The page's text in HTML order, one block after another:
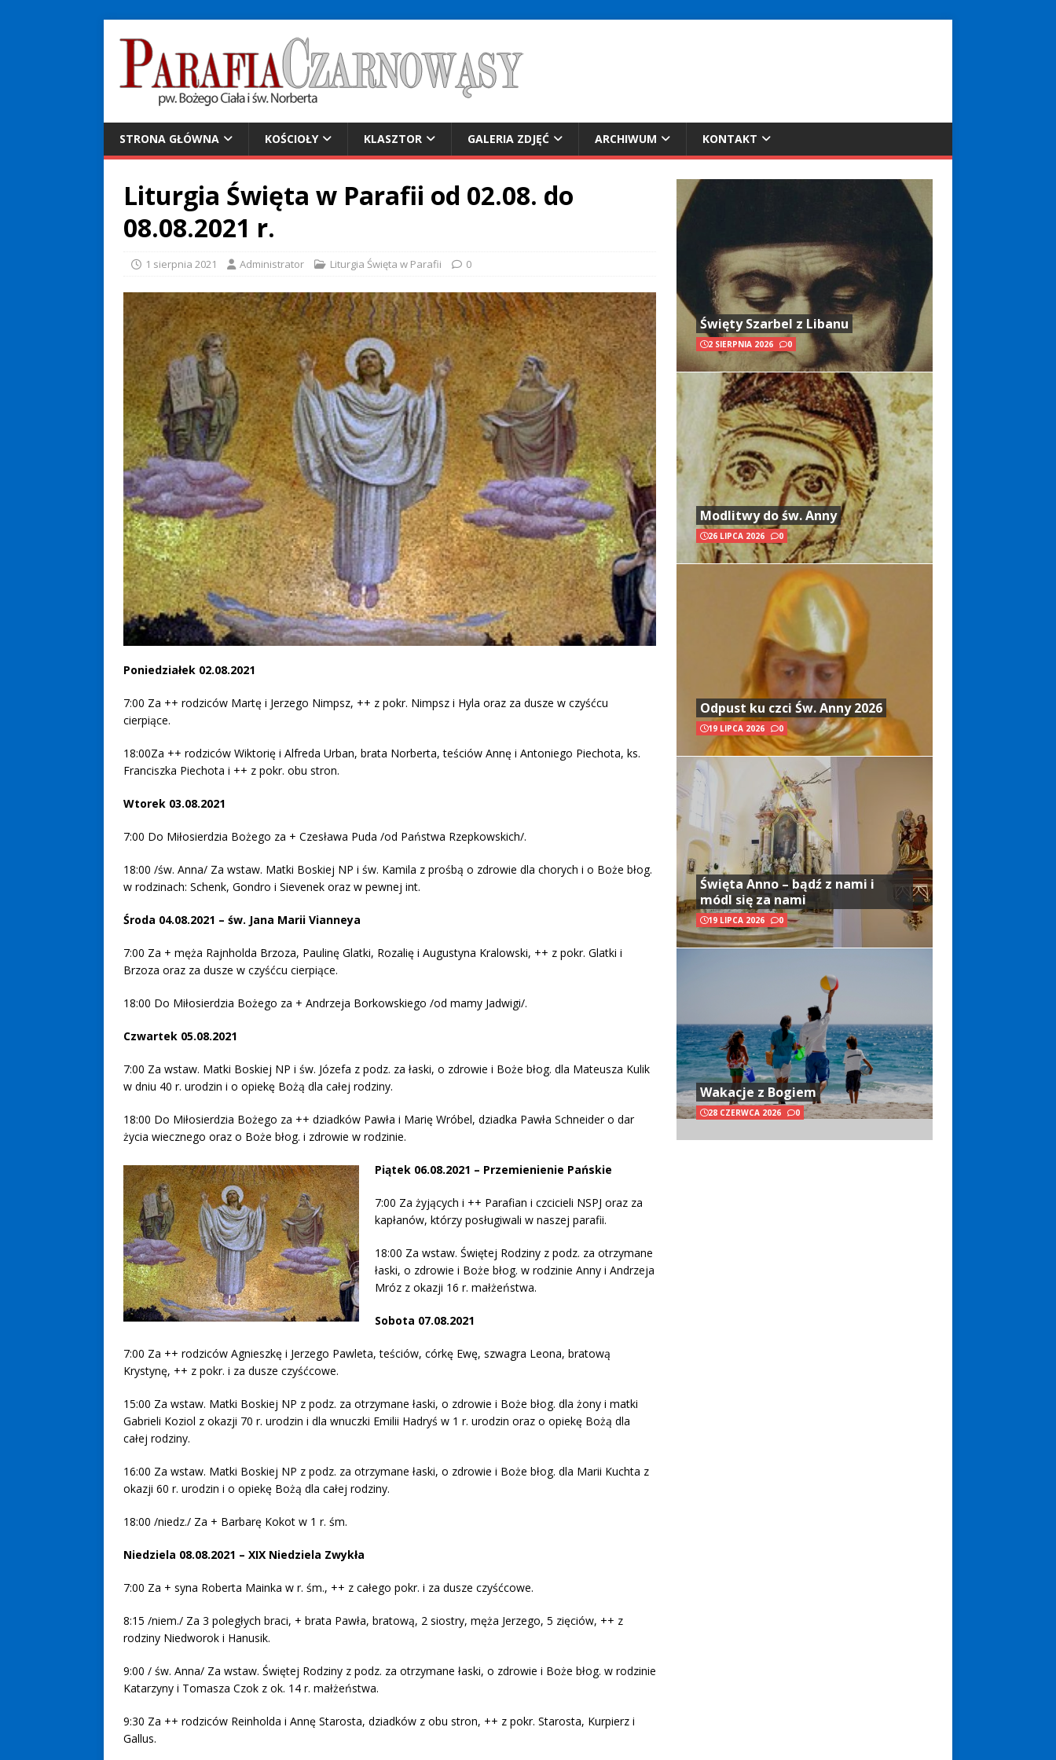
STRONA GŁÓWNA KOŚCIOŁY KLASZTOR GALERIA ZDJĘĆ ARCHIWUM KONTAKT
Liturgia Święta w Parafii od 02.08. do
08.08.2021 r.
1 sierpnia 2021 Administrator Liturgia Święta w Parafii 0
Poniedziałek 02.08.2021
7:00 Za ++ rodziców Martę i Jerzego Nimpsz, ++ z pokr. Nimpsz i Hyla oraz za dusze w czyśćcu
cierpiące.
18:00Za ++ rodziców Wiktorię i Alfreda Urban, brata Norberta, teściów Annę i Antoniego Piechota, ks.
Franciszka Piechota i ++ z pokr. obu stron.
Wtorek 03.08.2021
7:00 Do Miłosierdzia Bożego za + Czesława Puda /od Państwa Rzepkowskich/.
18:00 /św. Anna/ Za wstaw. Matki Boskiej NP i św. Kamila z prośbą o zdrowie dla chorych i o Boże błog.
w rodzinach: Schenk, Gondro i Sievenek oraz w pewnej int.
Środa 04.08.2021 – św. Jana Marii Vianneya
7:00 Za + męża Rajnholda Brzoza, Paulinę Glatki, Rozalię i Augustyna Kralowski, ++ z pokr. Glatki i
Brzoza oraz za dusze w czyśćcu cierpiące.
18:00 Do Miłosierdzia Bożego za + Andrzeja Borkowskiego /od mamy Jadwigi/.
Czwartek 05.08.2021
7:00 Za wstaw. Matki Boskiej NP i św. Józefa z podz. za łaski, o zdrowie i Boże błog. dla Mateusza Kulik
w dniu 40 r. urodzin i o opiekę Bożą dla całej rodziny.
18:00 Do Miłosierdzia Bożego za ++ dziadków Pawła i Marię Wróbel, dziadka Pawła Schneider o dar
życia wiecznego oraz o Boże błog. i zdrowie w rodzinie.
Piątek 06.08.2021 – Przemienienie Pańskie
7:00 Za żyjących i ++ Parafian i czcicieli NSPJ oraz za
kapłanów, którzy posługiwali w naszej parafii.
18:00 Za wstaw. Świętej Rodziny z podz. za otrzymane
łaski, o zdrowie i Boże błog. w rodzinie Anny i Andrzeja
Mróz z okazji 16 r. małżeństwa.
Sobota 07.08.2021
7:00 Za ++ rodziców Agnieszkę i Jerzego Pawleta, teściów, córkę Ewę, szwagra Leona, bratową
Krystynę, ++ z pokr. i za dusze czyśćcowe.
15:00 Za wstaw. Matki Boskiej NP z podz. za otrzymane łaski, o zdrowie i Boże błog. dla żony i matki
Gabrieli Koziol z okazji 70 r. urodzin i dla wnuczki Emilii Hadryś w 1 r. urodzin oraz o opiekę Bożą dla
całej rodziny.
16:00 Za wstaw. Matki Boskiej NP z podz. za otrzymane łaski, o zdrowie i Boże błog. dla Marii Kuchta z
okazji 60 r. urodzin i o opiekę Bożą dla całej rodziny.
18:00 /niedz./ Za + Barbarę Kokot w 1 r. śm.
Niedziela 08.08.2021 – XIX Niedziela Zwykła
7:00 Za + syna Roberta Mainka w r. śm., ++ z całego pokr. i za dusze czyśćcowe.
8:15 /niem./ Za 3 poległych braci, + brata Pawła, bratową, 2 siostry, męża Jerzego, 5 zięciów, ++ z
rodziny Niedworok i Hanusik.
9:00 / św. Anna/ Za wstaw. Świętej Rodziny z podz. za otrzymane łaski, o zdrowie i Boże błog. w rodzinie
Katarzyny i Tomasza Czok z ok. 14 r. małżeństwa.
9:30 Za ++ rodziców Reinholda i Annę Starosta, dziadków z obu stron, ++ z pokr. Starosta, Kurpierz i
Gallus.
Święty Szarbel z Libanu
2 SIERPNIA 2026 0
Modlitwy do św. Anny
26 LIPCA 2026 0
Odpust ku czci Św. Anny 2026
19 LIPCA 2026 0
Święta Anno – bądź z nami i
módl się za nami
19 LIPCA 2026 0
Wakacje z Bogiem
28 CZERWCA 2026 0